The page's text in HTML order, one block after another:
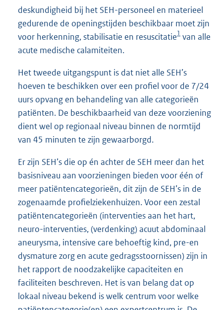
deskundigheid bij het SEH-personeel en materieel
gedurende de openingstijden beschikbaar moet zijn
voor herkenning, stabilisatie en resuscitatie1 van alle
acute medische calamiteiten.
Het tweede uitgangspunt is dat niet alle SEH’s
hoeven te beschikken over een profiel voor de 7/24
uurs opvang en behandeling van alle categorieën
patiënten. De beschikbaarheid van deze voorziening
dient wel op regionaal niveau binnen de normtijd
van 45 minuten te zijn gewaarborgd.
Er zijn SEH’s die op én achter de SEH meer dan het
basisniveau aan voorzieningen bieden voor één of
meer patiëntencategorieën, dit zijn de SEH’s in de
zogenaamde profielziekenhuizen. Voor een zestal
patiëntencategorieën (interventies aan het hart,
neuro-interventies, (verdenking) acuut abdominaal
aneurysma, intensive care behoeftig kind, pre-en
dysmature zorg en acute gedragsstoornissen) zijn in
het rapport de noodzakelijke capaciteiten en
faciliteiten beschreven. Het is van belang dat op
lokaal niveau bekend is welk centrum voor welke